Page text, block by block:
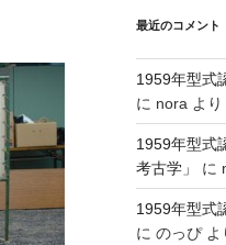
最近のコメント
1959年型式
に nora より
1959年型式
考古学」
に
1959年型式
に のっぴよ